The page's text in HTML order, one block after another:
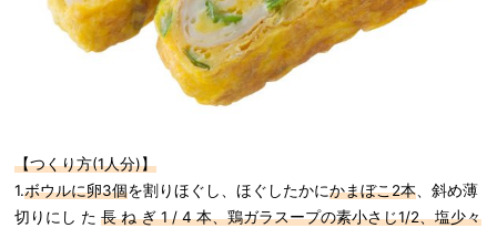
【つくり方(1人分)】
1.ボウルに卵3個を割りほぐし、ほぐしたかにかまぼこ2本 、斜め薄
切りにし た 長 ね ぎ 1 / 4 本、鶏ガラスープの素小さじ1/2、塩少々